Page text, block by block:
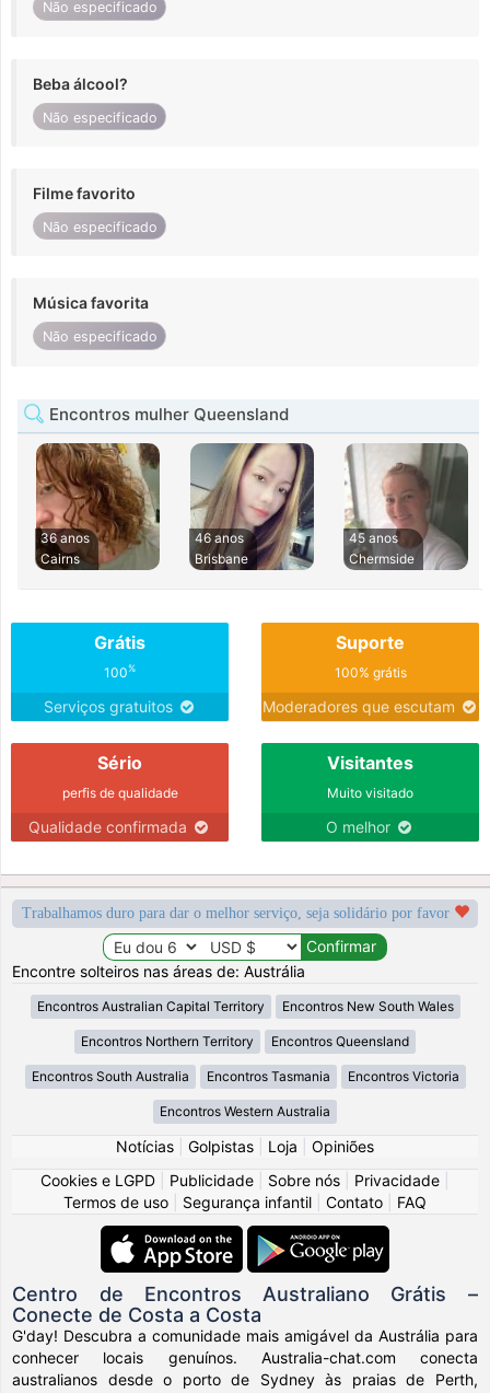
Não especificado
Beba álcool?
Não especificado
Filme favorito
Não especificado
Música favorita
Não especificado
Encontros mulher Queensland
36 anos
Cairns
46 anos
Brisbane
45 anos
Chermside
Grátis
100%
Serviços gratuitos
Suporte
100% grátis
Moderadores que escutam
Sério
perfis de qualidade
Qualidade confirmada
Visitantes
Muito visitado
O melhor
Trabalhamos duro para dar o melhor serviço, seja solidário por favor
Encontre solteiros nas áreas de: Austrália
Encontros Australian Capital Territory Encontros New South Wales
Encontros Northern Territory Encontros Queensland
Encontros South Australia Encontros Tasmania Encontros Victoria
Encontros Western Australia
Notícias Golpistas Loja
Opiniões
Cookies e LGPD
Publicidade Sobre nós Privacidade
Termos de uso
Segurança infantil Contato FAQ
Centro de Encontros Australiano Grátis –
Conecte de Costa a Costa
G'day! Descubra a comunidade mais amigável da Austrália para
conhecer locais genuínos. Australia-chat.com conecta
australianos desde o porto de Sydney às praias de Perth,